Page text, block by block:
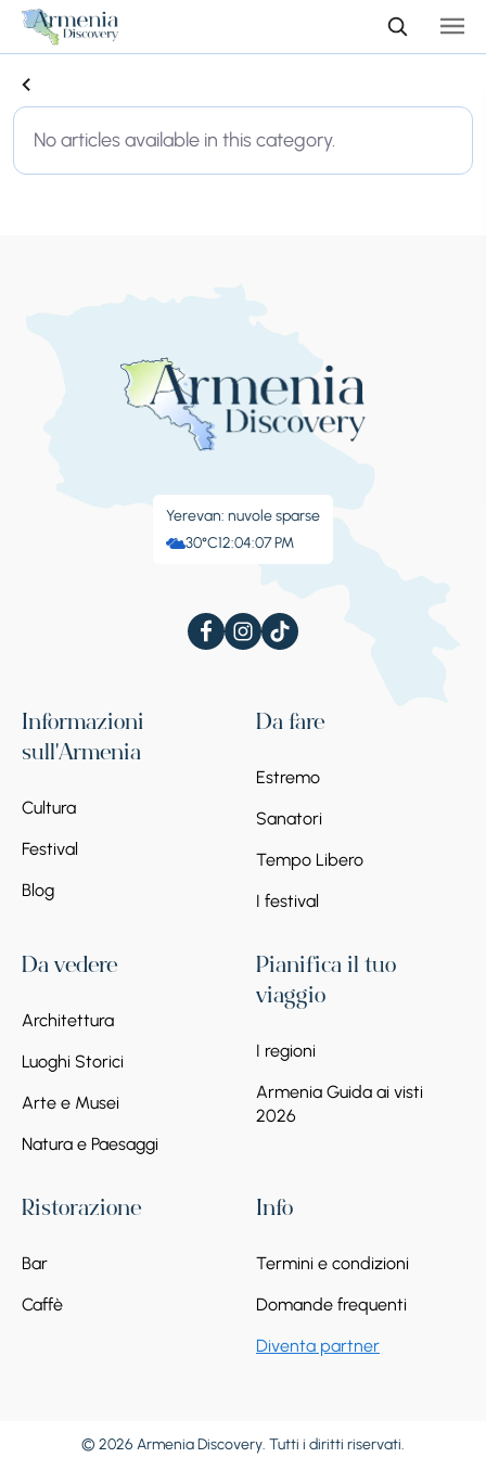
No articles available in this category.
Yerevan: nuvole sparse
30°C12:04:07 PM
Informazioni
sull'Armenia
Cultura
Festival
Blog
Da fare
Estremo
Sanatori
Tempo Libero
I festival
Da vedere
Architettura
Luoghi Storici
Arte e Musei
Natura e Paesaggi
Pianifica il tuo
viaggio
I regioni
Armenia Guida ai visti
2026
Ristorazione
Bar
Caffè
Info
Termini e condizioni
Domande frequenti
Diventa partner
© 2026 Armenia Discovery. Tutti i diritti riservati.